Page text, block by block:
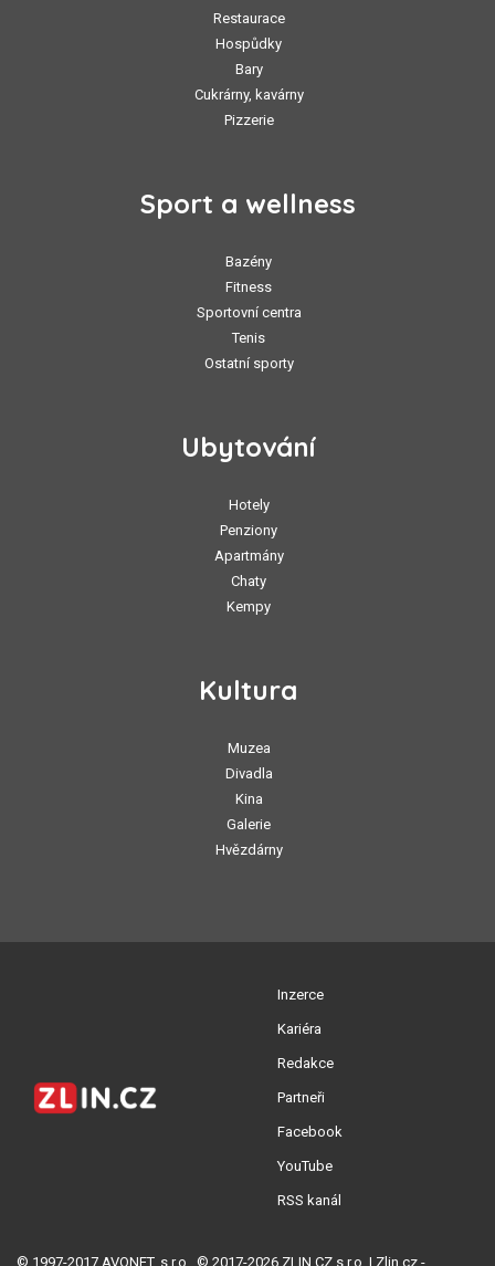
Restaurace
Hospůdky
Bary
Cukrárny, kavárny
Pizzerie
Sport a wellness
Bazény
Fitness
Sportovní centra
Tenis
Ostatní sporty
Ubytování
Hotely
Penziony
Apartmány
Chaty
Kempy
Kultura
Muzea
Divadla
Kina
Galerie
Hvězdárny
Inzerce
Kariéra
Redakce
Partneři
Facebook
YouTube
RSS kanál
© 1997-2017 AVONET, s.r.o., © 2017-2026 ZLIN.CZ s.r.o. | Zlin.cz -